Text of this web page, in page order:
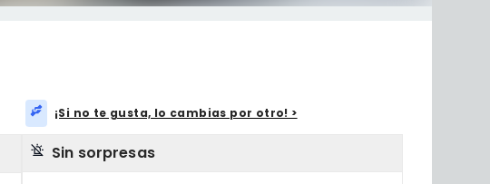
¡Si no te gusta, lo cambias por otro! >
Sin sorpresas